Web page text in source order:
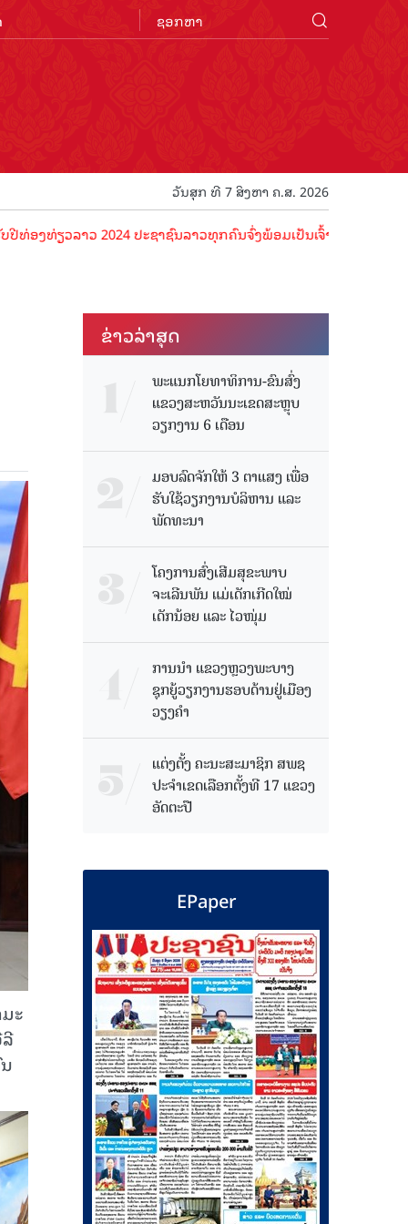
ວັນສຸກ ທີ 7 ສິງຫາ ຄ.ສ. 2026
ວລາວ 2024 ປະຊາຊົນລາວທຸກຄົນຈົ່ງພ້ອມເປັນເຈົ້າພາບທີ່ດີ ຕ້ອນຮັບນັກ
ະ
ຂ່າວ​ລ່າ​ສຸດ
ພະແນກໂຍທາທິການ-ຂົນສົ່ງ
ແຂວງສະຫວັນນະເຂດສະຫຼຸບ
ວຽກງານ 6 ເດືອນ
ມອບລົດຈັກໃຫ້ 3 ຕາແສງ ເພື່ອ
ຮັບໃຊ້ວຽກງານບໍລິຫານ ແລະ
ພັດທະນາ
ໂຄງການສົ່ງເສີມສຸຂະພາບ
ຈະເລີນພັນ ແມ່ເດັກເກີດໃໝ່
ເດັກນ້ອຍ ແລະ ໄວໜຸ່ມ
ການນຳ ແຂວງຫຼວງພະບາງ
ຊຸກຍູ້ວຽກງານຮອບດ້ານຢູ່ເມືອງ
ວຽງຄໍາ
ແຕ່ງຕັ້ງ ຄະນະສະມາຊິກ ສພຊ
ປະຈຳເຂດເລືອກຕັ້ງທີ 17 ແຂວງ
ອັດຕະປື
EPaper